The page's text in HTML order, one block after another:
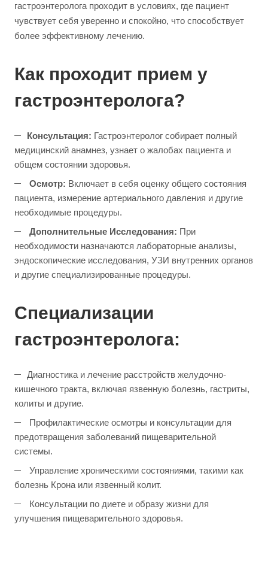
гастроэнтеролога проходит в условиях, где пациент
чувствует себя уверенно и спокойно, что способствует
более эффективному лечению.
Как проходит прием у
гастроэнтеролога?
Консультация: Гастроэнтеролог собирает полный
медицинский анамнез, узнает о жалобах пациента и
общем состоянии здоровья.
Осмотр: Включает в себя оценку общего состояния
пациента, измерение артериального давления и другие
необходимые процедуры.
Дополнительные Исследования: При
необходимости назначаются лабораторные анализы,
эндоскопические исследования, УЗИ внутренних органов
и другие специализированные процедуры.
Специализации
гастроэнтеролога:
Диагностика и лечение расстройств желудочно-
кишечного тракта, включая язвенную болезнь, гастриты,
колиты и другие.
Профилактические осмотры и консультации для
предотвращения заболеваний пищеварительной
системы.
Управление хроническими состояниями, такими как
болезнь Крона или язвенный колит.
Консультации по диете и образу жизни для
улучшения пищеварительного здоровья.